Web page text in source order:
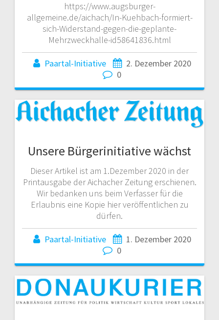
https://www.augsburger-
allgemeine.de/aichach/In-Kuehbach-formiert-
sich-Widerstand-gegen-die-geplante-
Mehrzweckhalle-id58641836.html
Paartal-Initiative
2. Dezember 2020
0
Unsere Bürgerinitiative wächst
Dieser Artikel ist am 1.Dezember 2020 in der
Printausgabe der Aichacher Zeitung erschienen.
Wir bedanken uns beim Verfasser für die
Erlaubnis eine Kopie hier veröffentlichen zu
dürfen.
Paartal-Initiative
1. Dezember 2020
0